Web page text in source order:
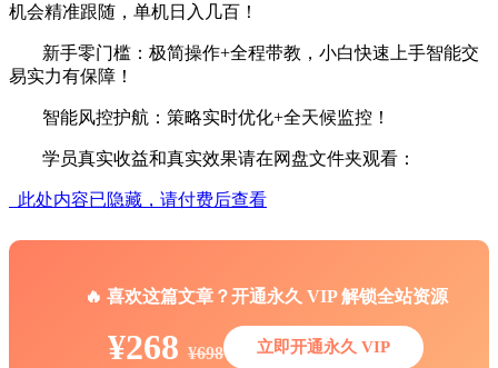
机会精准跟随，单机日入几百！
新手零门槛：极简操作+全程带教，小白快速上手智能交
易实力有保障！
智能风控护航：策略实时优化+全天候监控！
学员真实收益和真实效果请在网盘文件夹观看：
此处内容已隐藏，请付费后查看
🔥 喜欢这篇文章？开通永久 VIP 解锁全站资源
¥268 ¥698 立即开通永久 VIP